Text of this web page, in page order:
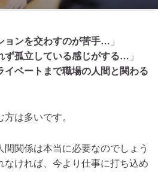
ョンを交わすのが苦手… 」
ず孤立している感じがする… 」
イベートまで職場の人間と関わる
は多いです。
間関係は本当に必要なのでしょう
なければ、今より仕事に打ち込め